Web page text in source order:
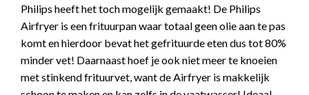
Philips heeft het toch mogelijk gemaakt! De Philips
Airfryer is een frituurpan waar totaal geen olie aan te pas
komt en hierdoor bevat het gefrituurde eten dus tot 80%
minder vet! Daarnaast hoef je ook niet meer te knoeien
met stinkend frituurvet, want de Airfryer is makkelijk